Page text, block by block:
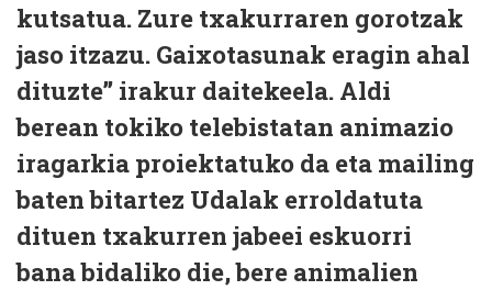
kutsatua. Zure txakurraren gorotzak
jaso itzazu. Gaixotasunak eragin ahal
dituzte” irakur daitekeela. Aldi
berean tokiko telebistatan animazio
iragarkia proiektatuko da eta mailing
baten bitartez Udalak erroldatuta
dituen txakurren jabeei eskuorri
bana bidaliko die, bere animalien